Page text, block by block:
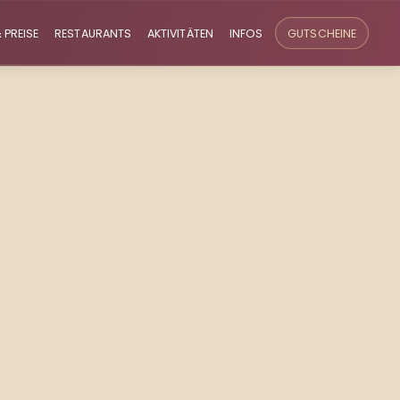
RESTAURANTS AKTIVITÄTEN INFOS GUTSCHEINE